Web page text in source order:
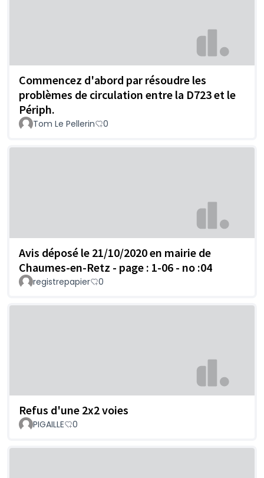
Commencez d'abord par résoudre les
problèmes de circulation entre la D723 et le
Périph.
Tom Le Pellerin 0
Avis déposé le 21/10/2020 en mairie de
Chaumes-en-Retz - page : 1-06 - no :04
registrepapier 0
Refus d'une 2x2 voies
PIGAILLE 0